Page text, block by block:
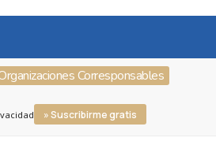
Corresponsables
» Suscribirme gratis